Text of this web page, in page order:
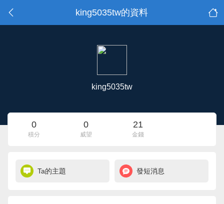
king5035tw的資料
king5035tw
0
積分
0
威望
21
金錢
Ta的主題 發短消息